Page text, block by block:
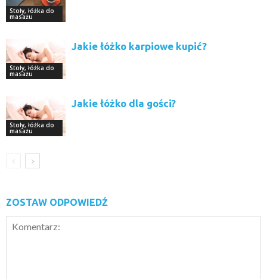
Stoły, łóżka do
masażu
Stoły, łóżka do
masażu
Jakie łóżko karpiowe kupić?
Stoły, łóżka do
masażu
Jakie łóżko dla gości?
ZOSTAW ODPOWIEDŹ